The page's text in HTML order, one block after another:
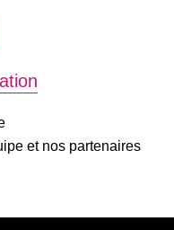
et nos partenaires